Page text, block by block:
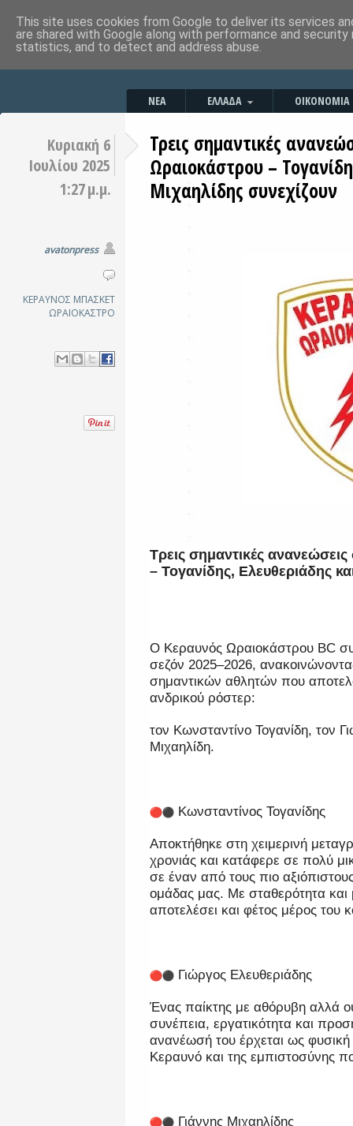
ΝΕΑ ΕΛΛΑΔΑ ΟΙΚΟΝΟΜΙΑ
Κυριακή 6
Ιουλίου 2025
1:27 μ.μ.
avatonpress
ΚΕΡΑΥΝΟΣ ΜΠΑΣΚΕΤ
ΩΡΑΙΟΚΑΣΤΡΟ
Τρεις σημαντικές
Ωραιοκάστρου –
Μιχαηλίδης συνεχίζουν
Τρεις σημαντικές
– Τογανίδης, Ελευθεριάδης
Ο Κεραυνός Ωραιοκάστρου BC
σεζόν 2025–2026,
σημαντικών αθλητών που
ανδρικού ρόστερ:
τον Κωνσταντίνο Τογανίδη, τον
Μιχαηλίδη.
Κωνσταντίνος Τογανίδης
Αποκτήθηκε στη χειμερινή
χρονιάς και κατάφερε σε πολύ
σε έναν από τους πιο
ομάδας μας. Με σταθερότητα
αποτελέσει και φέτος μέρος του
Γιώργος Ελευθεριάδης
Ένας παίκτης με αθόρυβη αλλά
συνέπεια, εργατικότητα και
ανανέωσή του έρχεται ως φυσική
Κεραυνό και της εμπιστοσύνης
Γιάννης Μιχαηλίδης
This site uses cookies from Google to deliver its services
are shared with Google along with performance and
statistics, and to detect and address abuse.